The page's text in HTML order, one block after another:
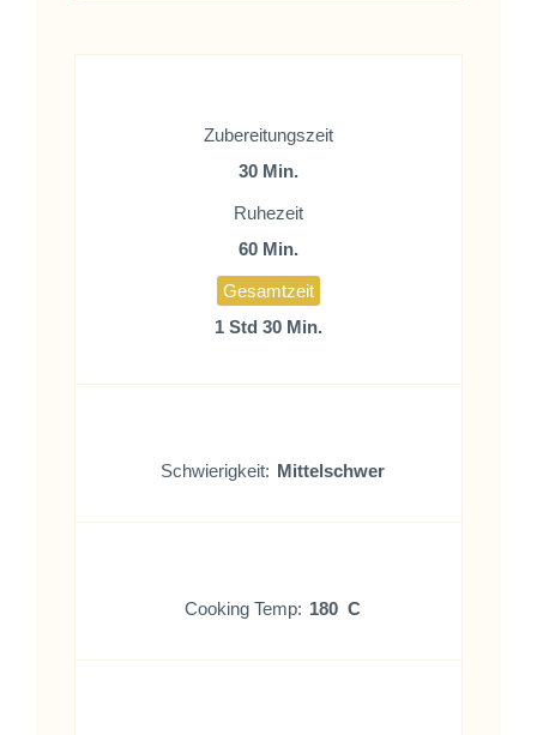
Zubereitungszeit
30 Min.
Ruhezeit
60 Min.
Gesamtzeit
1 Std 30 Min.
Schwierigkeit: Mittelschwer
Cooking Temp: 180 C